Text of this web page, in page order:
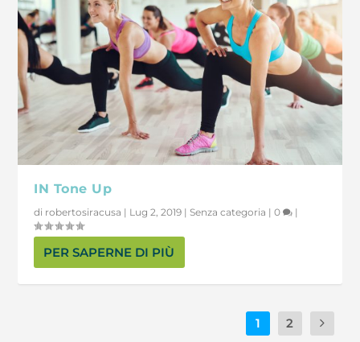
IN Tone Up
di robertosiracusa | Lug 2, 2019 |Senza categoria |0 |
PER SAPERNE DI PIÙ
1 2